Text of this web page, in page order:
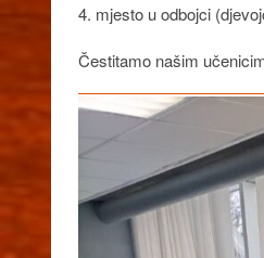
4. mjesto u odbojci
Čestitamo našim